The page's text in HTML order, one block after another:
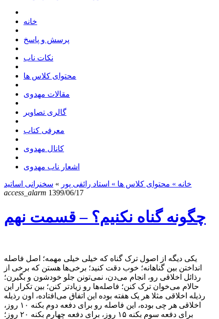
خانه
پرسش و پاسخ
نکات ناب
محتوای کلاس ها
مقالات مهدوی
گالری تصاویر
معرفی کتاب
کانال مهدوی
اشعار ناب مهدوی
خانه » محتوای کلاس ها » استاد رائفی پور » سخنرانی اساتید
access_alarm 1399/06/17
چگونه گناه نکنیم‌؟ – قسمت نهم
یکی دیگه از اصول ترک گناه که خیلی خیلی مهمه؛ اصل فاصله
انداختن بین گناهانه؛ خوب دقت کنید؛ برخی‌ها هستن که برخی از
رذائل اخلاقی رو، انجام می‌دن، نمی‌تونن جلو خودشون و بگیرن؛
حالام می‌خوان ترک کنن؛ فاصله‌ها رو زیادتر کنن؛ بین تکرار این
رذیله اخلاقی مثلا هر یک هفته بوده این اتفاق می‌افتاده، اون رذیله
اخلاقی هر چی بوده، این فاصله رو برای دفعه دوم بکنه ۱۰ روز،
برای دفعه سوم بکنه ۱۵ روز، برای دفعه چهارم بکنه ۲۰ روز؛